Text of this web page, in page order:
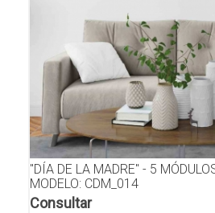
"DÍA DE LA MADRE" - 5
MODELO: CDM_014
Consultar